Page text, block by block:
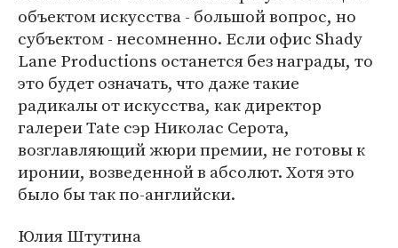
объектом искусства - большой вопрос, но
субъектом - несомненно. Если офис Shady
Lane Productions останется без награды, то
это будет означать, что даже такие
радикалы от искусства, как директор
галереи Tate сэр Николас Серота,
возглавляющий жюри премии, не готовы к
иронии, возведенной в абсолют. Хотя это
было бы так по-английски.
Юлия Штутина